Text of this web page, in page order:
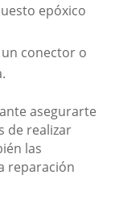
epóxico
conector o
asegurarte
de realizar
las
reparación